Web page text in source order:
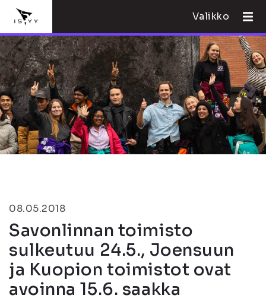
Valikko
08.05.2018
Savonlinnan toimisto
sulkeutuu 24.5., Joensuun
ja Kuopion toimistot ovat
avoinna 15.6. saakka